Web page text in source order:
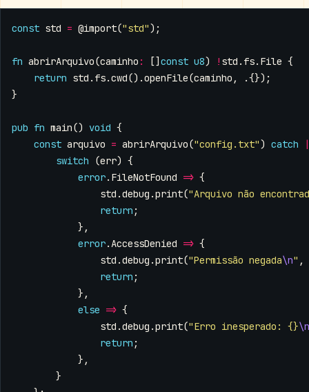
const std = @import("std");
fn abrirArquivo(caminho : [] const u8) ! std . fs. File {
return std . fs.cwd().openFile(caminho ,
.{});
}
pub fn main() void {
const arquivo = abrirArquivo("config.txt") catch
|
switch
(err) {
error. FileNotFound => {
std .debug .print("Arquivo não
return ;
},
error.AccessDenied => {
std .debug .print("Permissão negada\n" ,
return ;
},
else => {
std .debug .print("Erro inesperado: {}\n
return ;
},
}